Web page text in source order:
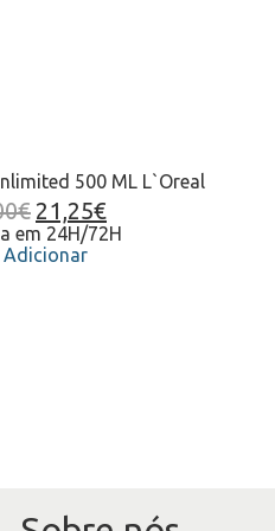
500 ML L`Oreal
€ 21,25€
em 24H/72H
Adicionar